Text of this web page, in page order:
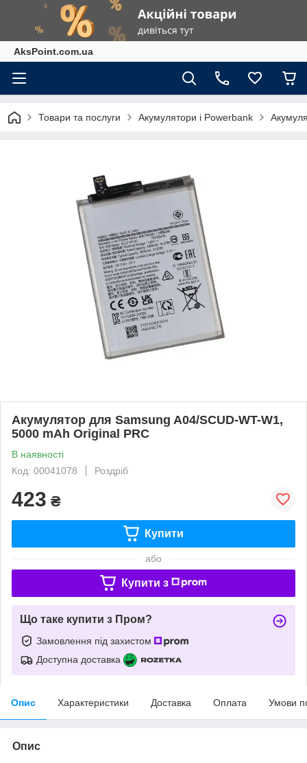
AksPoint.com.ua
Товари та послуги Акумулятори і Powerbank
Акумулятор для Samsung A04/SCUD-WT-W1,
5000 mAh Original PRC
В наявності
Код: 00041078
Роздріб
423 ₴
Купити
або
Купити з
Що таке купити з Пром?
Замовлення під захистом
Доступна доставка
Опис Характеристики Доставка Оплата Умови
Опис